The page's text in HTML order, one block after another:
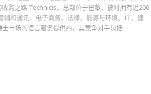
购之路 Technicis，总部位于巴黎，彼时拥有近200
和通讯、电子商务、法律、能源与环境、IT、建
市场的语言服务提供商，其竞争对手包括